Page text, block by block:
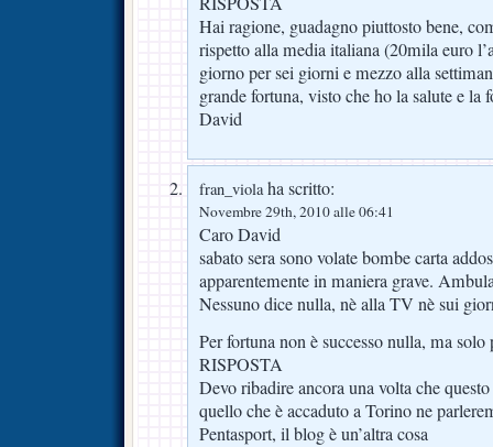
Hai ragione, guadagno piuttosto bene,
rispetto alla media italiana (20mila euro
giorno per sei giorni e mezzo alla
grande fortuna, visto che ho la salute e la
David
fran_violaha scritto:
Novembre 29th, 2010 alle 06:41
Caro David
sabato sera sono volate bombe carta
apparentemente in maniera grave.
Nessuno dice nulla, nè alla TV nè sui
Per fortuna non è successo nulla, ma solo
RISPOSTA
Devo ribadire ancora una volta che
quello che è accaduto a Torino ne
Pentasport, il blog è un’altra cosa